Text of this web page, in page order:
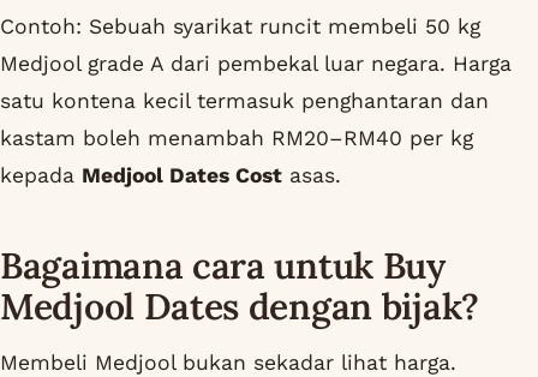
Contoh: Sebuah syarikat runcit membeli 50 kg
Medjool grade A dari pembekal luar negara. Harga
satu kontena kecil termasuk penghantaran dan
kastam boleh menambah RM20–RM40 per kg
kepada Medjool Dates Cost asas.
Bagaimana cara untuk Buy
Medjool Dates dengan bijak?
Membeli Medjool bukan sekadar lihat harga.